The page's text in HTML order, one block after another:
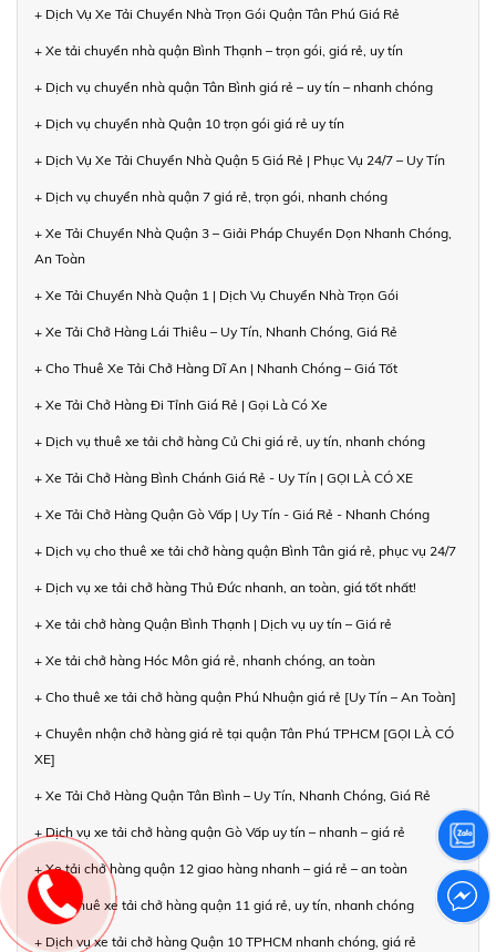
+ Dịch Vụ Xe Tải Chuyển Nhà Trọn Gói Quận Tân Phú Giá Rẻ
+ Xe tải chuyển nhà quận Bình Thạnh – trọn gói, giá rẻ, uy tín
+ Dịch vụ chuyển nhà quận Tân Bình giá rẻ – uy tín – nhanh chóng
+ Dịch vụ chuyển nhà Quận 10 trọn gói giá rẻ uy tín
+ Dịch Vụ Xe Tải Chuyển Nhà Quận 5 Giá Rẻ | Phục Vụ 24/7 – Uy Tín
+ Dịch vụ chuyển nhà quận 7 giá rẻ, trọn gói, nhanh chóng
+ Xe Tải Chuyển Nhà Quận 3 – Giải Pháp Chuyển Dọn Nhanh Chóng,
An Toàn
+ Xe Tải Chuyển Nhà Quận 1 | Dịch Vụ Chuyển Nhà Trọn Gói
+ Xe Tải Chở Hàng Lái Thiêu – Uy Tín, Nhanh Chóng, Giá Rẻ
+ Cho Thuê Xe Tải Chở Hàng Dĩ An | Nhanh Chóng – Giá Tốt
+ Xe Tải Chở Hàng Đi Tỉnh Giá Rẻ | Gọi Là Có Xe
+ Dịch vụ thuê xe tải chở hàng Củ Chi giá rẻ, uy tín, nhanh chóng
+ Xe Tải Chở Hàng Bình Chánh Giá Rẻ - Uy Tín | GỌI LÀ CÓ XE
+ Xe Tải Chở Hàng Quận Gò Vấp | Uy Tín - Giá Rẻ - Nhanh Chóng
+ Dịch vụ cho thuê xe tải chở hàng quận Bình Tân giá rẻ, phục vụ 24/7
+ Dịch vụ xe tải chở hàng Thủ Đức nhanh, an toàn, giá tốt nhất!
+ Xe tải chở hàng Quận Bình Thạnh | Dịch vụ uy tín – Giá rẻ
+ Xe tải chở hàng Hóc Môn giá rẻ, nhanh chóng, an toàn
+ Cho thuê xe tải chở hàng quận Phú Nhuận giá rẻ [Uy Tín – An Toàn]
+ Chuyên nhận chở hàng giá rẻ tại quận Tân Phú TPHCM [GỌI LÀ CÓ
XE]
+ Xe Tải Chở Hàng Quận Tân Bình – Uy Tín, Nhanh Chóng, Giá Rẻ
+ Dịch vụ xe tải chở hàng quận Gò Vấp uy tín – nhanh – giá rẻ
+ Xe tải chở hàng quận 12 giao hàng nhanh – giá rẻ – an toàn
+ Cho thuê xe tải chở hàng quận 11 giá rẻ, uy tín, nhanh chóng
+ Dịch vụ xe tải chở hàng Quận 10 TPHCM nhanh chóng, giá rẻ